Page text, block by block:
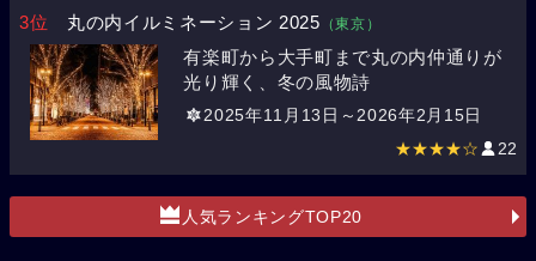
3位 丸の内イルミネーション 2025 （東京）
有楽町から大手町まで丸の内仲通りが
光り輝く、冬の風物詩
2025年11月13日～2026年2月15日
★★★★☆ 22
人気ランキングTOP20